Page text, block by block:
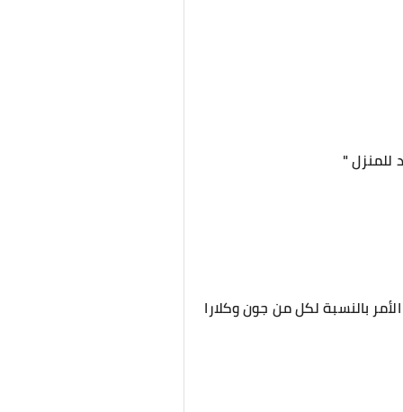
للمنزل "
بالنسبة لكل من جون وكلارا